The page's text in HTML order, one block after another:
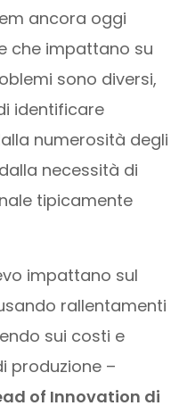
ancora oggi
che impattano su
sono diversi,
identificare
numerosità degli
necessità di
tipicamente
impattano sul
rallentamenti
sui costi e
produzione –
of Innovation di